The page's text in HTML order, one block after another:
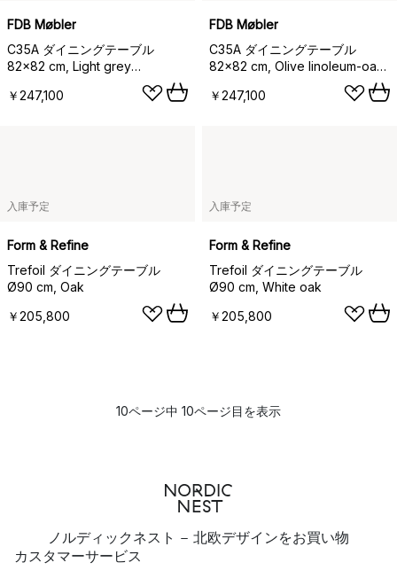
FDB Møbler
C35A ダイニングテーブル
82x82 cm, Light grey
linoleum–oak natural water-
based lacquer
￥247,100
FDB Møbler
C35A ダイニングテーブル
82x82 cm, Olive linoleum-oak
nature waterbased laquer
￥247,100
入庫予定
Form & Refine
Trefoil ダイニングテーブル
Ø90 cm, Oak
￥205,800
入庫予定
Form & Refine
Trefoil ダイニングテーブル
Ø90 cm, White oak
￥205,800
10ページ中 10ページ目を表示
ノルディックネスト - 北欧デザインをお買い物
カスタマーサービス